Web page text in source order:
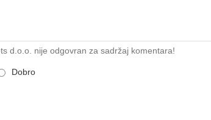
d.o.o. nije odgovran za sadržaj komentara!
Dobro